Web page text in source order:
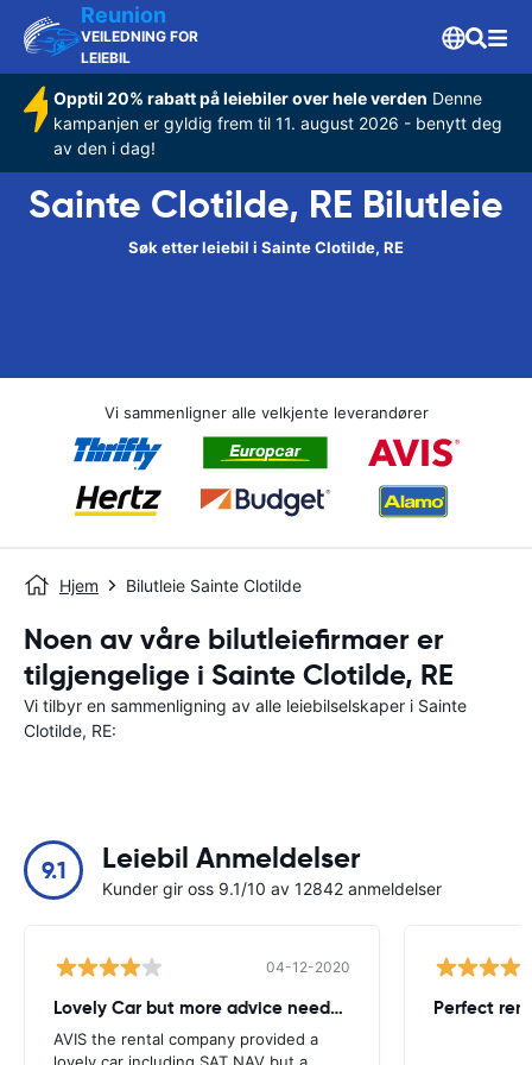
Reunion
VEILEDNING FOR
LEIEBIL
Opptil 20% rabatt på leiebiler over hele verden Denne
kampanjen er gyldig frem til 11. august 2026 - benytt deg
av den i dag!
Sainte Clotilde, RE Bilutleie
Søk etter leiebil i Sainte Clotilde, RE
Vi sammenligner alle velkjente leverandører
Hjem Bilutleie Sainte Clotilde
Noen av våre bilutleiefirmaer er
tilgjengelige i Sainte Clotilde, RE
Vi tilbyr en sammenligning av alle leiebilselskaper i Sainte
Clotilde, RE:
9.1 Leiebil Anmeldelser
Kunder gir oss 9.1/10 av 12842 anmeldelser
04-12-2020
Lovely Car but more advice needed
AVIS the rental company provided a
Perfect rent